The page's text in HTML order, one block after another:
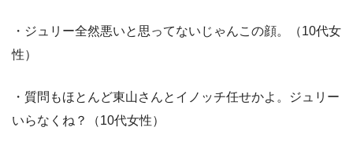
・ジュリー全然悪いと思ってないじゃんこの顔。（10代女
性）
・質問もほとんど東山さんとイノッチ任せかよ。ジュリー
いらなくね？（10代女性）